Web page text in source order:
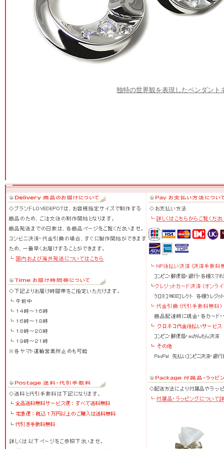
独特の世界観を表現したペンダン